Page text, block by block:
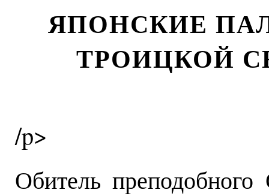
ЯПОНСКИЕ
ТРОИЦКОЙ
/p>
Обитель